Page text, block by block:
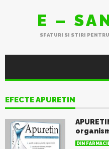
E –
SFATURI SI STIRI
EFECTE APURETIN
DIN